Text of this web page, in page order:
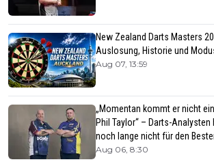
New Zealand Darts Masters
Auslosung, Historie und
Aug 07, 13:59
„Momentan kommt er nicht
Phil Taylor“ – Darts-Analysten
noch lange nicht für den
Aug 06, 8:30